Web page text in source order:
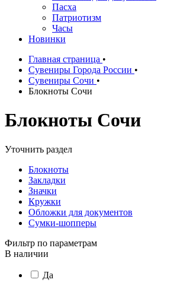
Пасха
Патриотизм
Часы
Новинки
Главная страница •
Сувениры Города России •
Сувениры Сочи •
Блокноты Сочи
Блокноты Сочи
Уточнить раздел
Блокноты
Закладки
Значки
Кружки
Обложки для документов
Сумки-шопперы
Фильтр по параметрам
В наличии
Да